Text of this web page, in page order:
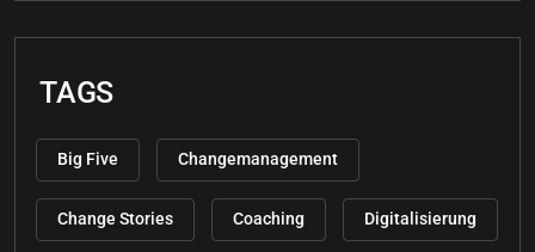
TAGS
Big Five Changemanagement
Change Stories Coaching Digitalisierung